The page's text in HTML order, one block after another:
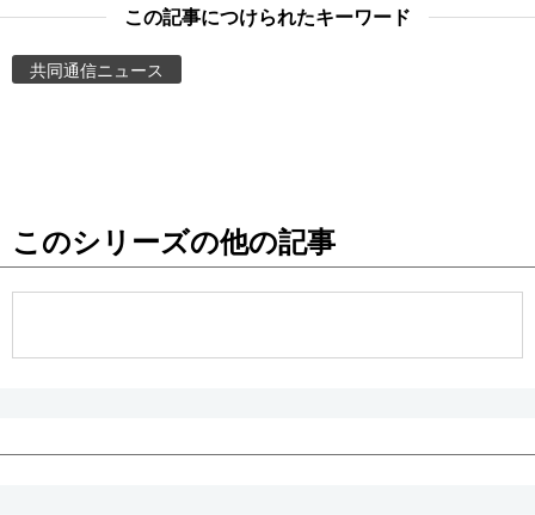
お知らせ
この記事につけられたキーワード
共同通信ニュース
このシリーズの他の記事